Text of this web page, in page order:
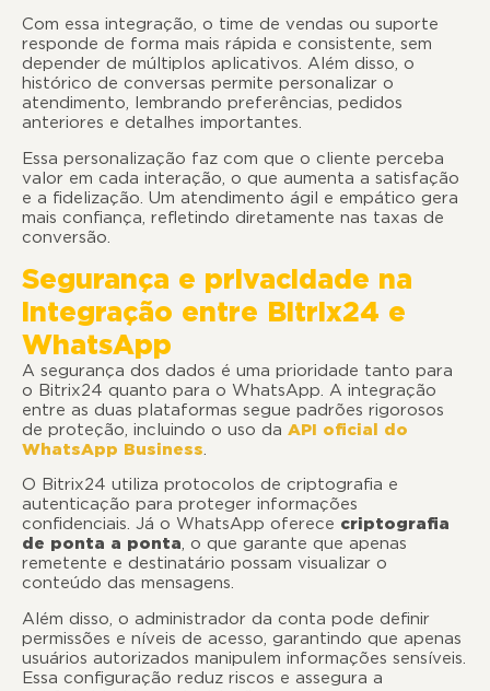
Com essa integração, o time de vendas ou suporte
responde de forma mais rápida e consistente, sem
depender de múltiplos aplicativos. Além disso, o
histórico de conversas permite personalizar o
atendimento, lembrando preferências, pedidos
anteriores e detalhes importantes.
Essa personalização faz com que o cliente perceba
valor em cada interação, o que aumenta a satisfação
e a fidelização. Um atendimento ágil e empático gera
mais confiança, refletindo diretamente nas taxas de
conversão.
Segurança e privacidade na
integração entre Bitrix24 e
WhatsApp
A segurança dos dados é uma prioridade tanto para
o Bitrix24 quanto para o WhatsApp. A integração
entre as duas plataformas segue padrões rigorosos
de proteção, incluindo o uso da API oficial do
WhatsApp Business.
O Bitrix24 utiliza protocolos de criptografia e
autenticação para proteger informações
confidenciais. Já o WhatsApp oferece criptografia
de ponta a ponta, o que garante que apenas
remetente e destinatário possam visualizar o
conteúdo das mensagens.
Além disso, o administrador da conta pode definir
permissões e níveis de acesso, garantindo que apenas
usuários autorizados manipulem informações sensíveis.
Essa configuração reduz riscos e assegura a